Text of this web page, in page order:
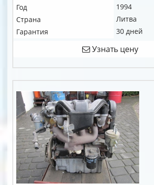
Год
1994
Страна
Литва
Гарантия
30 дней
Узнать цену